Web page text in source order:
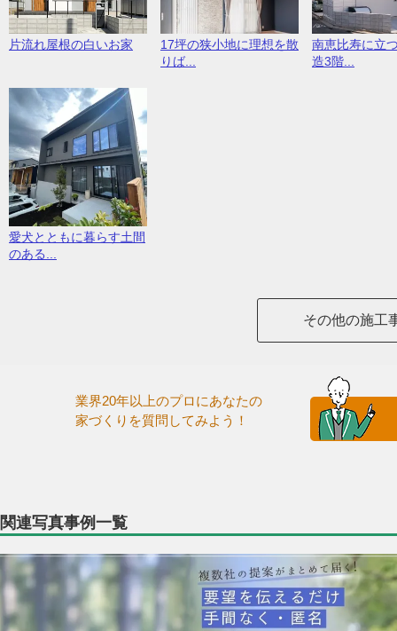
片流れ屋根の白いお家
17坪の狭小地に理想を散
りば...
南恵比寿に立
造3階...
愛犬とともに暮らす土間
のある...
その他の施工
業界20年以上のプロにあなたの
家づくりを質問してみよう！
関連写真事例一覧